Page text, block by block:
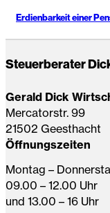
Erdienbarkeit einer
Steuerberater
Gerald Dick
Mercatorstr. 99
21502 Geesthacht
Öffnungszeiten
Montag –
09.00 – 12.00 Uhr
und 13.00 – 16 Uhr